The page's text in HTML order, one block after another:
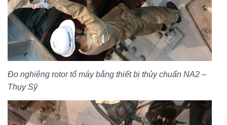
Đo nghiêng rotor tổ máy bằng thiết bị thủy chuẩn NA2 –
Thụy Sỹ